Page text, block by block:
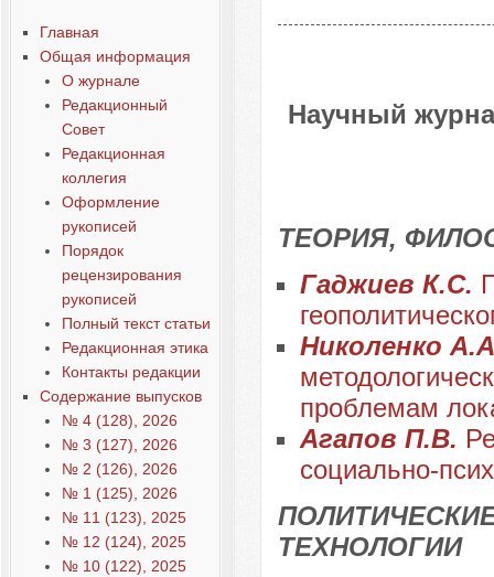
Главная
Общая информация
О журнале
Редакционный
Совет
Редакционная
коллегия
Оформление
рукописей
Порядок
рецензирования
рукописей
Полный текст статьи
Редакционная этика
Контакты редакции
Содержание выпусков
№ 4 (128), 2026
№ 3 (127), 2026
№ 2 (126), 2026
№ 1 (125), 2026
№ 11 (123), 2025
№ 12 (124), 2025
№ 10 (122), 2025
Научный
ТЕОРИЯ,
Гаджиев К.С.
Николенко
проблемам
Агапов П.В.
социально-
ТЕХНОЛОГИИ